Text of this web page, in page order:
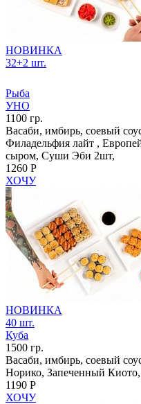
НОВИНКА
32+2 шт.
Рыба
УНО
1100 гр.
Васаби, имбирь, соевый
Филадельфия лайт ,
сыром, Суши Эби 2шт,
1260 Р
ХОЧУ
НОВИНКА
40 шт.
Куба
1500 гр.
Васаби, имбирь, соевый
Норико, Запеченный
1190 Р
ХОЧУ